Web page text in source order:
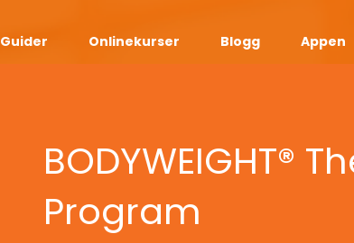
Guider Onlinekurser Blogg Appen
BODYWEIGHT®
Program